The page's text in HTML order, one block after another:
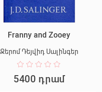
Franny and Zooey
Ջերոմ Դեյվիդ Սալինգեր
5400 դրամ